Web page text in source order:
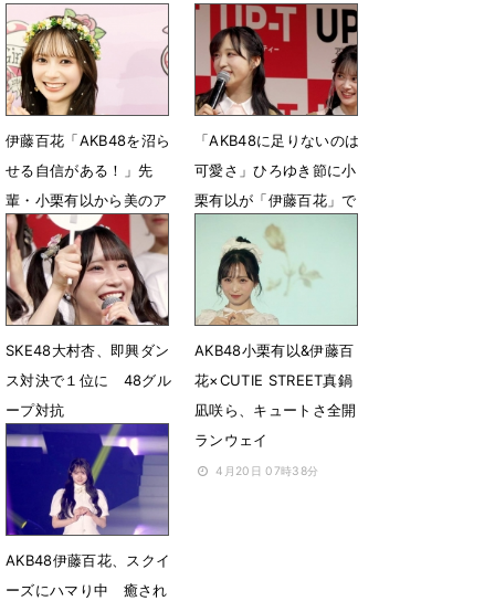
100種類以上集結
6月17日 19時00分
福岡の意外なスポットか
ら生中継
6月15日 12時00分
伊藤百花「AKB48を沼ら
せる自信がある！」先
輩・小栗有以から美のア
ドバイスも
5月6日 05時52分
「AKB48に足りないのは
可愛さ」ひろゆき節に小
栗有以が「伊藤百花」で
対抗「います！」
4月30日 08時12分
SKE48大村杏、即興ダン
ス対決で１位に 48グル
ープ対抗
4月30日 07時59分
AKB48小栗有以&伊藤百
花×CUTIE STREET真鍋
凪咲ら、キュートさ全開
ランウェイ
4月20日 07時38分
AKB48伊藤百花、スクイ
ーズにハマり中 癒され